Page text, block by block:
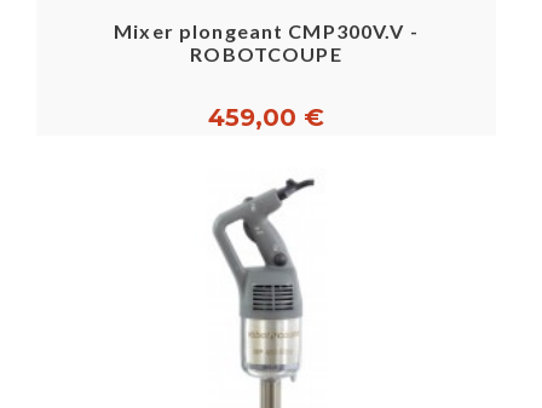
Mixer plongeant CMP300V.V -
ROBOTCOUPE
459,00 €